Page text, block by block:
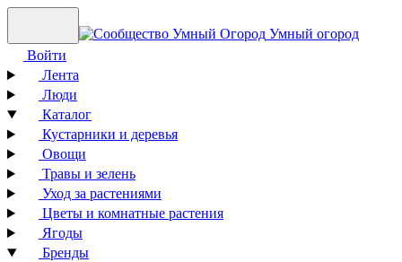
Умный огород
Войти
Лента
Люди
Каталог
Кустарники и деревья
Овощи
Травы и зелень
Уход за растениями
Цветы и комнатные растения
Ягоды
Бренды